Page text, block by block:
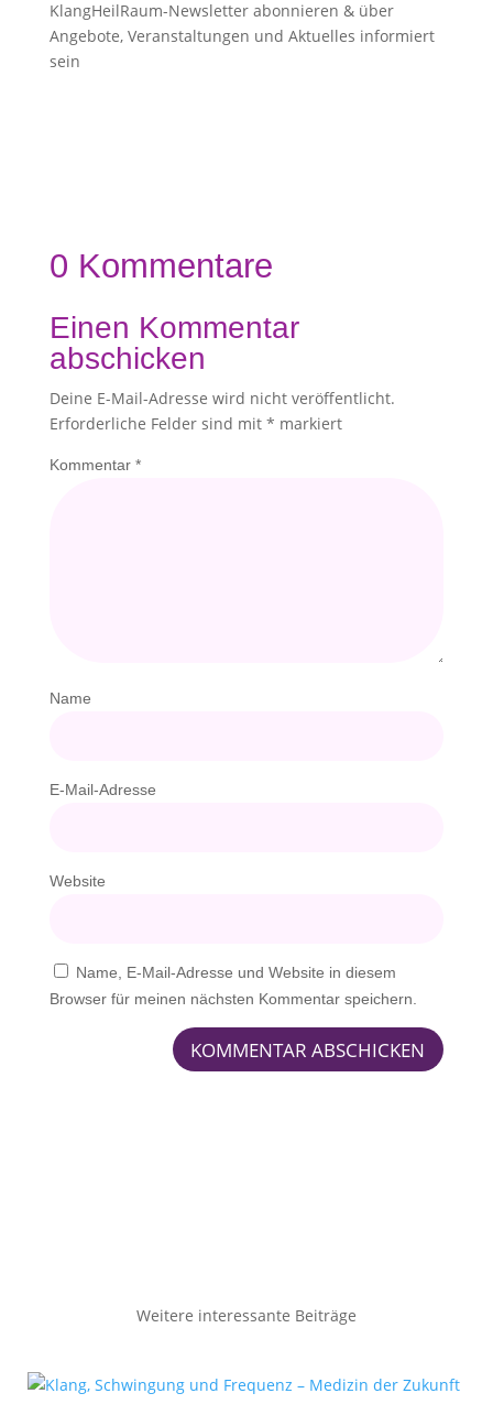
KlangHeilRaum-Newsletter abonnieren & über
Angebote, Veranstaltungen und Aktuelles informiert
sein
0 Kommentare
Einen Kommentar
abschicken
Deine E-Mail-Adresse wird nicht veröffentlicht.
Erforderliche Felder sind mit * markiert
Kommentar *
Name
E-Mail-Adresse
Website
Name, E-Mail-Adresse und Website in diesem
Browser für meinen nächsten Kommentar speichern.
KOMMENTAR ABSCHICKEN
Weitere interessante Beiträge